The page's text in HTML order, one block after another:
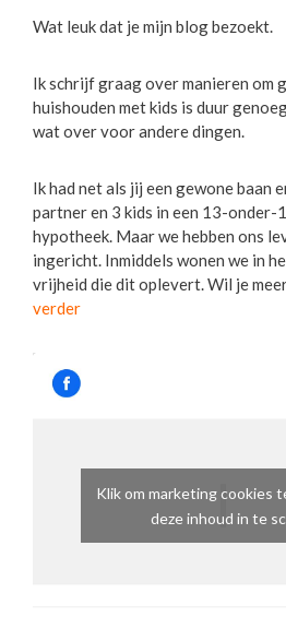
Wat leuk dat je mijn blog bezoekt.
Ik schrijf graag over manieren om
huishouden met kids is duur
wat over voor andere dingen.
Ik had net als jij een gewone baan
partner en 3 kids in een 13-onder-
hypotheek. Maar we hebben ons
ingericht. Inmiddels wonen we in
vrijheid die dit oplevert. Wil je
verder
Klik om marketing cookies
deze inhoud in te